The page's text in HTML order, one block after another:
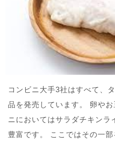
コンビニ大手3社はすべて、
品を発売しています。 卵や
ニにおいてはサラダチキンラ
豊富です。 ここではその一部